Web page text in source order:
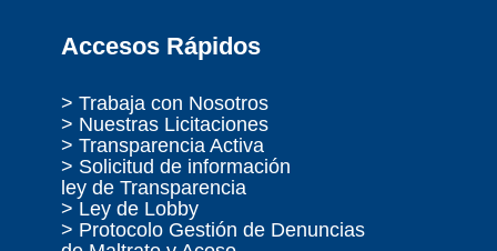
Accesos Rápidos
> Trabaja con Nosotros
> Nuestras Licitaciones
> Transparencia Activa
> Solicitud de información
ley de Transparencia
> Ley de Lobby
> Protocolo Gestión de Denuncias